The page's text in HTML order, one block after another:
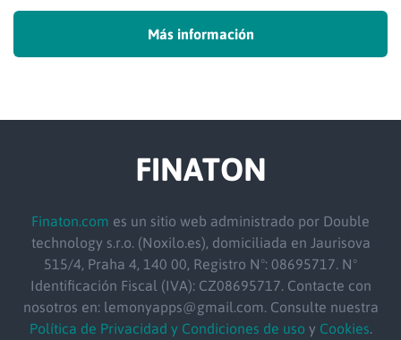
Más información
FINATON
Finaton.com es un sitio web administrado por Double
technology s.r.o. (Noxilo.es), domiciliada en Jaurisova
515/4, Praha 4, 140 00, Registro Nº: 08695717. Nº
Identificación Fiscal (IVA): CZ08695717. Contacte con
nosotros en: lemonyapps@gmail.com. Consulte nuestra
Política de Privacidad y Condiciones de uso y Cookies.